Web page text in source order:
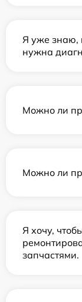
Я уже знаю,
нужна
Можно ли
Можно ли
Я хочу,
запчастями.